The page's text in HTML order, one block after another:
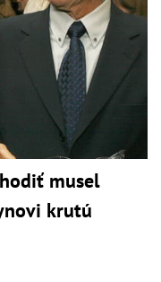
musel
krutú